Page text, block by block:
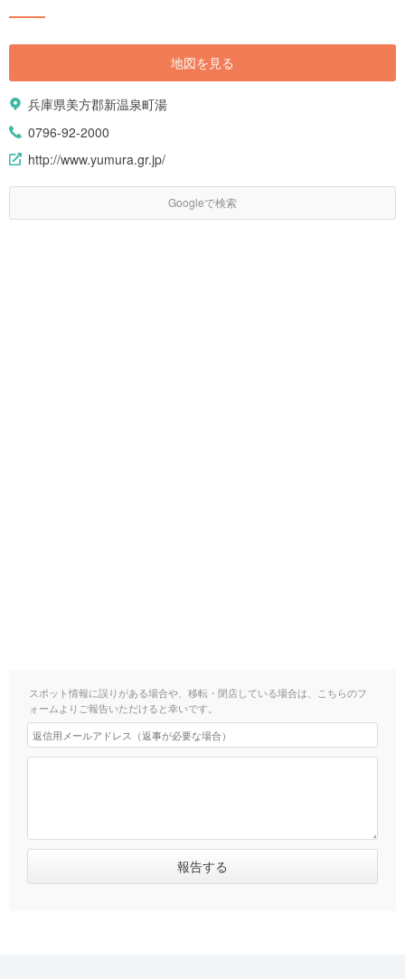
地図を見る
兵庫県美方郡新温泉町湯
0796-92-2000
http://www.yumura.gr.jp/
Googleで検索
スポット情報に誤りがある場合や、移転・閉店している場合は、こちらのフ
ォームよりご報告いただけると幸いです。